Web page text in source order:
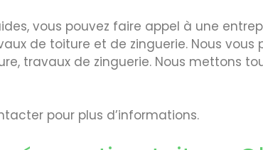
vous pouvez faire appel à une
de toiture et de zinguerie. Nous
travaux de zinguerie. Nous mettons
pour plus d’informations.